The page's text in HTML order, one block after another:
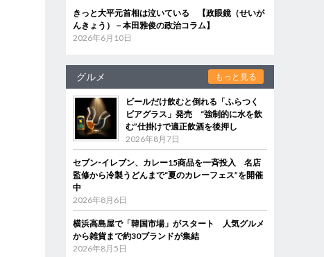
きっと大平元首相は泣いている 【政眼鏡（せいが
んきょう）－本田雅俊の政治コラム】
2026年6月10日
グルメ もっと見る
ビールだけ飲むと倒れる「ふらつく
ビアグラス」発売 “強制的に水を飲
む”仕掛けで適正飲酒を後押し
2026年8月7日
セブン‐イレブン、カレー15商品を一斉投入 名店
監修から冷製うどんまで“夏のカレーフェス”を開催
中
2026年8月6日
横浜高島屋で「韓国市場」がスタート 人気グルメ
から雑貨まで約30ブランドが集結
2026年8月5日